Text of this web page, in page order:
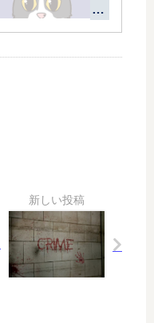
と
の
解